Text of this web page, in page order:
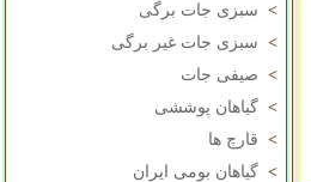
> سبزی جات برگی
> سبزی جات غیر برگی
> صیفی جات
> گیاهان پوششی
> قارچ ها
> گیاهان بومی ایران